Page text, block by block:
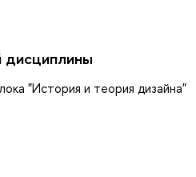
"История и теория дизайна"